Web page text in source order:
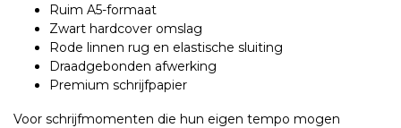
Ruim A5-formaat
Zwart hardcover omslag
Rode linnen rug en elastische sluiting
Draadgebonden afwerking
Premium schrijfpapier
Voor schrijfmomenten die hun eigen tempo mogen